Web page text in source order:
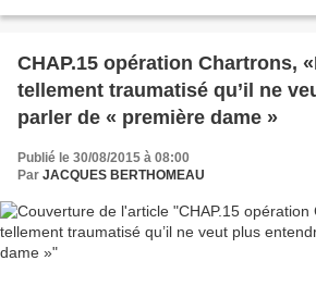
CHAP.15 opération Chartrons,
tellement traumatisé qu’il ne
parler de « première dame »
Publié le 30/08/2015 à 08:00
Par JACQUES BERTHOMEAU